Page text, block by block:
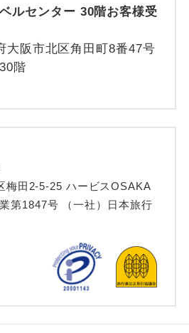
ルセンター 30階お客様受
大阪市北区角田町8番47号
階
梅田2-5-25 ハービスOSAKA
第1847号 （一社）日本旅行